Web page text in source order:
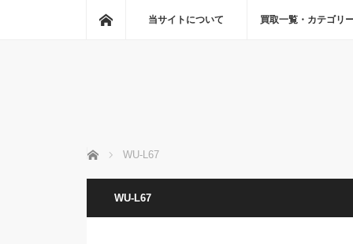
ホーム当サイトについて 買取一覧・カテゴリ
ホーム WU-L67
WU-L67